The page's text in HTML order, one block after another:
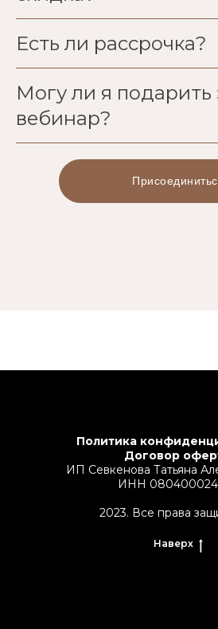
Есть ли рассрочка?
Могу ли я подарить
вебинар?
Политика
Договор
ИП Севкенова Татьяна
ИНН
2023. Все права
Наверх